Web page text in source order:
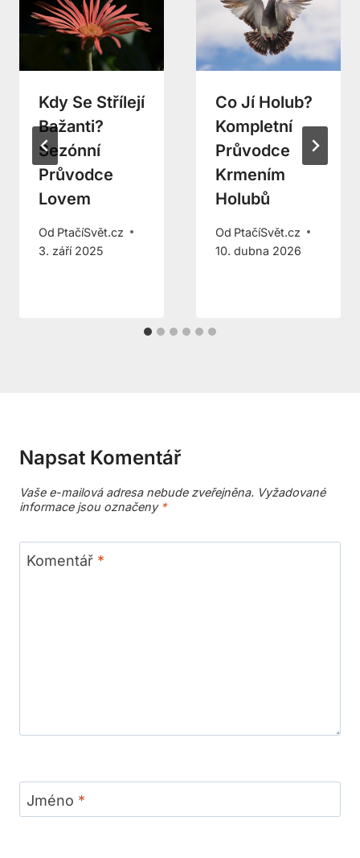
Kdy Se Střílejí
Bažanti?
Sezónní
Průvodce
Lovem
Od PtačíSvět.cz
3. září 2025
Co Jí Holub?
Kompletní
Průvodce
Krmením
Holubů
Od PtačíSvět.cz
10. dubna 2026
Napsat Komentář
Vaše e-mailová adresa nebude zveřejněna. Vyžadované
informace jsou označeny *
Komentář *
Jméno *